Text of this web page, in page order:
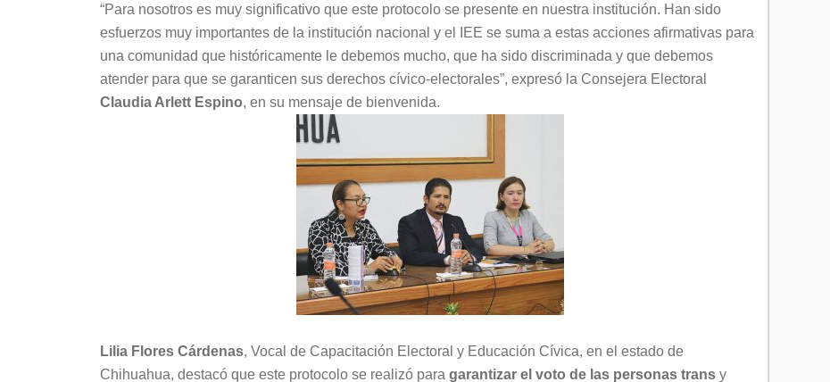
“Para nosotros es muy significativo que este protocolo se presente en nuestra institución. Han sido
esfuerzos muy importantes de la institución nacional y el IEE se suma a estas acciones afirmativas para
una comunidad que históricamente le debemos mucho, que ha sido discriminada y que debemos
atender para que se garanticen sus derechos cívico-electorales”, expresó la Consejera Electoral
Claudia Arlett Espino, en su mensaje de bienvenida.
Lilia Flores Cárdenas, Vocal de Capacitación Electoral y Educación Cívica, en el estado de
Chihuahua, destacó que este protocolo se realizó para garantizar el voto de las personas trans y